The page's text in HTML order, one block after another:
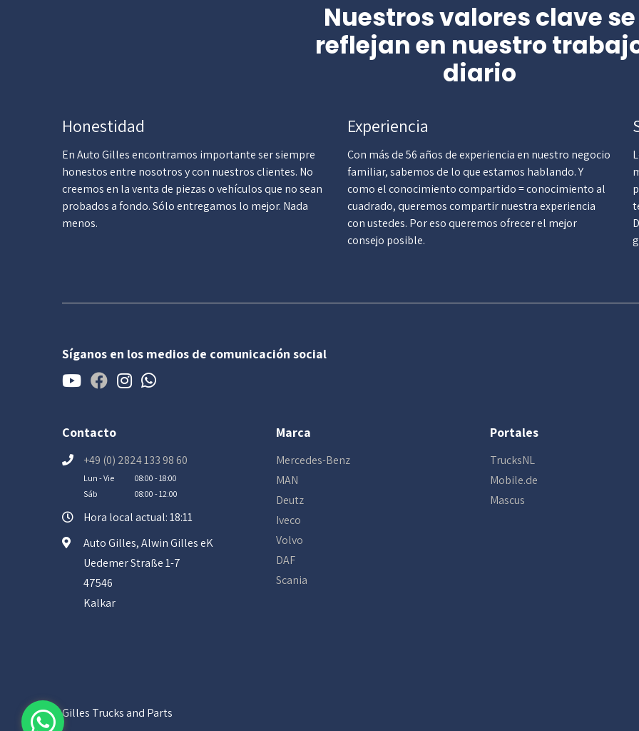
Nuestros valores clave se
reflejan en nuestro
diario
Honestidad
En Auto Gilles encontramos importante ser siempre
honestos entre nosotros y con nuestros clientes. No
creemos en la venta de piezas o vehículos que no sean
probados a fondo. Sólo entregamos lo mejor. Nada
menos.
Experiencia
Con más de 56 años de experiencia en nuestro negocio
familiar, sabemos de lo que estamos hablando. Y
como el conocimiento compartido = conocimiento al
cuadrado, queremos compartir nuestra experiencia
con ustedes. Por eso queremos ofrecer el mejor
consejo posible.
Síganos en los medios de comunicación social
Contacto
+49 (0) 2824 133 98 60
Lun - Vie
08:00 - 18:00
Sáb
08:00 - 12:00
Hora local actual: 18:11
Auto Gilles, Alwin Gilles eK
Uedemer Straße 1-7
47546
Kalkar
Marca
Mercedes-Benz
MAN
Deutz
Iveco
Volvo
DAF
Scania
Portales
TrucksNL
Mobile.de
Mascus
Gilles Trucks and Parts